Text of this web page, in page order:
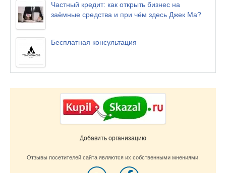
Частный кредит: как открыть бизнес на
заёмные средства и при чём здесь Джек Ма?
Бесплатная консультация
Добавить организацию
Отзывы посетителей сайта являются их собственными мнениями.